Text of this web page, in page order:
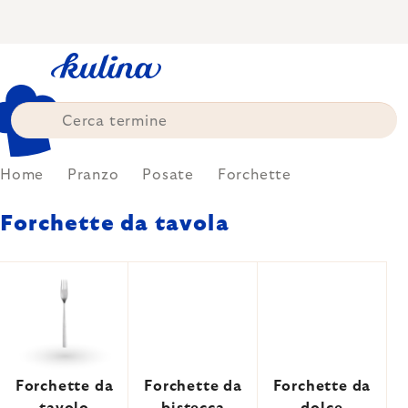
Home Pranzo Posate Forchette
Forchette da tavola
Forchette da
Forchette da
Forchette da